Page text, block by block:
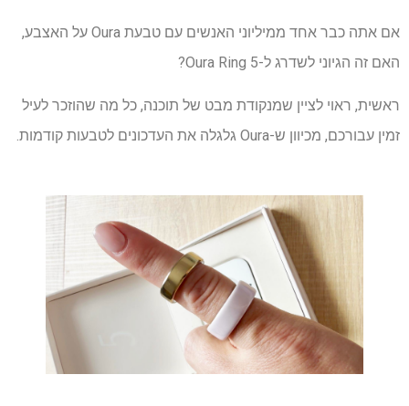
אם אתה כבר אחד ממיליוני האנשים עם טבעת Oura על האצבע,
האם זה הגיוני לשדרג ל-Oura Ring 5?
ראשית, ראוי לציין שמנקודת מבט של תוכנה, כל מה שהוזכר לעיל
זמין עבורכם, מכיוון ש-Oura גלגלה את העדכונים לטבעות קודמות.